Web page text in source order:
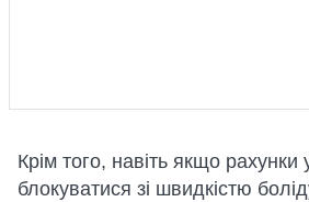
Крім того, навіть якщо рахунки
блокуватися зі швидкістю